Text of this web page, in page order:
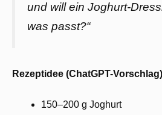
und will ein Joghurt-
was passt?“
Rezeptidee (ChatGPT-
150–200 g Joghurt